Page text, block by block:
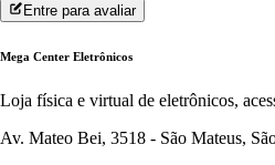
Entre para avaliar
Mega Center Eletrônicos
Loja física e virtual de eletrônicos,
Av. Mateo Bei, 3518 - São Mateus,